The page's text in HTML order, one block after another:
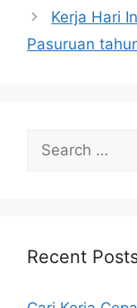
Kerja Hari
Pasuruan
for:
Recent